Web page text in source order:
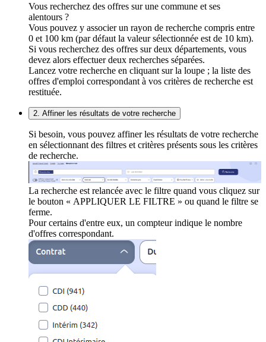
Vous recherchez des offres sur une commune et ses
alentours ?
Vous pouvez y associer un rayon de recherche compris entre
0 et 100 km (par défaut la valeur sélectionnée est de 10 km).
Si vous recherchez des offres sur deux départements, vous
devez alors effectuer deux recherches séparées.
Lancez votre recherche en cliquant sur la loupe ; la liste des
offres d'emploi correspondant à vos critères de recherche est
restituée.
2. Affiner les résultats de votre recherche
Si besoin, vous pouvez affiner les résultats de votre recherche
en sélectionnant des filtres et critères présents sous les critères
de recherche.
La recherche est relancée avec le filtre quand vous cliquez sur
le bouton « APPLIQUER LE FILTRE » ou quand le filtre se
ferme.
Pour certains d'entre eux, un compteur indique le nombre
d'offres correspondant.